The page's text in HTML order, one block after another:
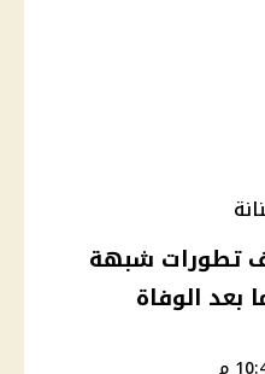
تطورات شبهة
بعد الوفاة